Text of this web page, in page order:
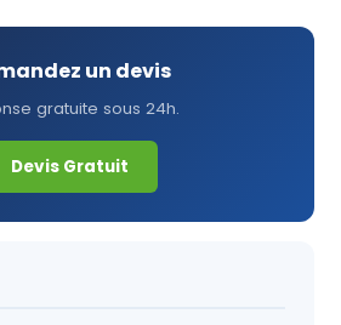
un devis
gratuite sous 24h.
Devis Gratuit